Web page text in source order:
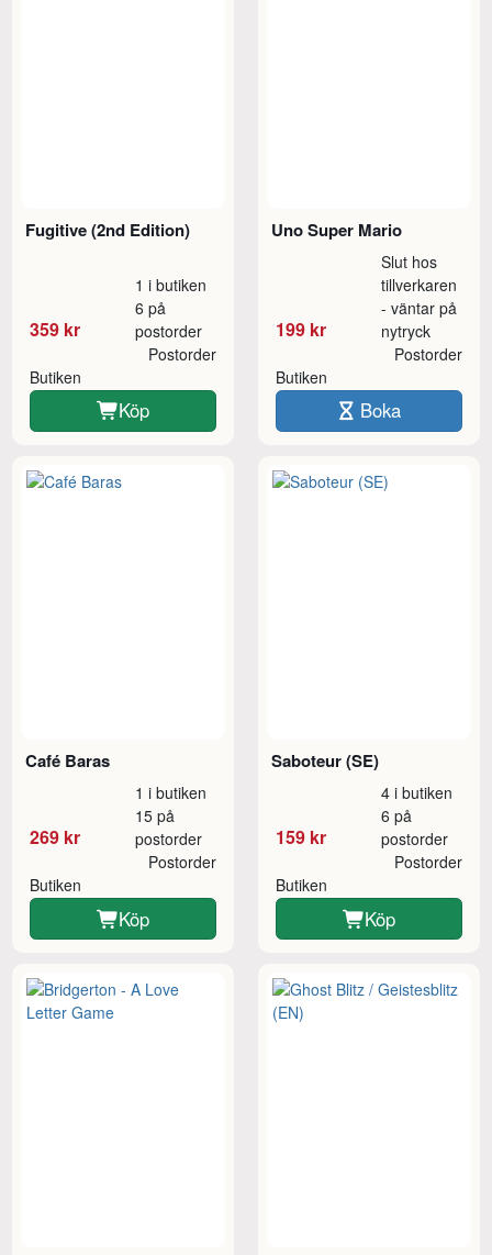
Fugitive (2nd Edition)
359 kr
1 i butiken
6 på
postorder
Butiken
Postorder
Köp
Uno Super Mario
199 kr
Slut hos
tillverkaren
- väntar på
nytryck
Butiken
Postorder
Boka
Café Baras
269 kr
1 i butiken
15 på
postorder
Butiken
Postorder
Köp
Saboteur (SE)
159 kr
4 i butiken
6 på
postorder
Butiken
Postorder
Köp